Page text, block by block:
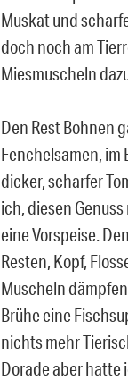
Muskat und
doch noch am
Miesmuscheln
Den Rest Bohnen
Fenchelsamen, im
dicker, scharfer
ich, diesen
eine Vorspeise.
Resten, Kopf,
Muscheln
Brühe eine
nichts mehr
Dorade aber hatte